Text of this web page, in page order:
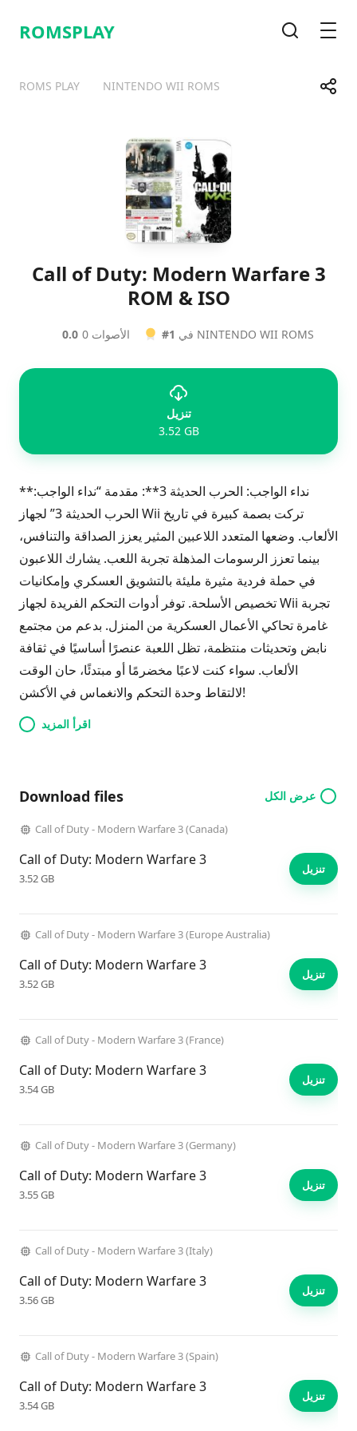
ROMSPLAY
ROMS PLAY NINTENDO WII ROMS شارك
TelegramFacebook
Call of Duty: Modern Warfare 3
ROM & ISO
0.0 0 الأصوات #1 في NINTENDO WII ROMS
تنزيل
3.52 GB
**نداء الواجب: الحرب الحديثة 3**: مقدمة
“نداء الواجب:
الحرب الحديثة 3” لجهاز Wii تركت بصمة كبيرة في تاريخ
الألعاب. وضعها المتعدد اللاعبين المثير يعزز الصداقة والتنافس،
بينما تعزز الرسومات المذهلة تجربة اللعب. يشارك اللاعبون
في حملة فردية مثيرة مليئة بالتشويق العسكري وإمكانيات
تخصيص الأسلحة. توفر أدوات التحكم الفريدة لجهاز Wii تجربة
غامرة تحاكي الأعمال العسكرية من المنزل. بدعم من مجتمع
نابض وتحديثات منتظمة، تظل اللعبة عنصرًا أساسيًا في ثقافة
الألعاب. سواء كنت لاعبًا مخضرمًا أو مبتدئًا، حان الوقت
لالتقاط وحدة التحكم والانغماس في الأكشن!
اقرأ المزيد
Download files عرض الكل
Call of Duty - Modern Warfare 3 (Canada)
Call of Duty: Modern Warfare 3
3.52 GB
تنزيل
Call of Duty - Modern Warfare 3 (Europe Australia)
Call of Duty: Modern Warfare 3
3.52 GB
تنزيل
Call of Duty - Modern Warfare 3 (France)
Call of Duty: Modern Warfare 3
3.54 GB
تنزيل
Call of Duty - Modern Warfare 3 (Germany)
Call of Duty: Modern Warfare 3
3.55 GB
تنزيل
Call of Duty - Modern Warfare 3 (Italy)
Call of Duty: Modern Warfare 3
3.56 GB
تنزيل
Call of Duty - Modern Warfare 3 (Spain)
Call of Duty: Modern Warfare 3
3.54 GB
تنزيل